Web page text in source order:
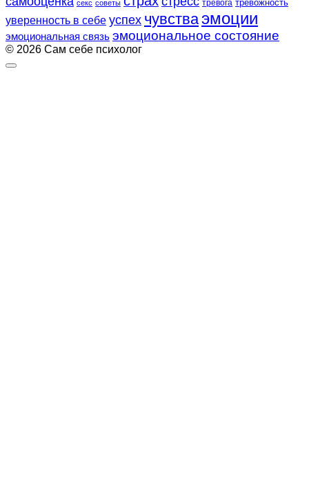
секс советы тревога тревожность
уверенность в себе успех чувстваэмоции
эмоциональная связь эмоциональное состояние
© 2026 Сам себе психолог